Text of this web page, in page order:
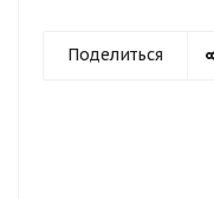
Поделиться